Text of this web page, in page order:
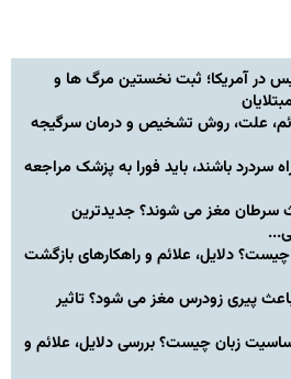
در آمریکا؛ ثبت نخستین مرگ ها و
علت، روش تشخیص و درمان سرگیجه
سردرد باشند، باید فورا به پزشک مراجعه
سرطان مغز می شوند؟ جدیدترین
دلایل، علائم و راهکارهای بازگشت
پیری زودرس مغز می شود؟ تاثیر
زبان چیست؟ بررسی دلایل، علائم و